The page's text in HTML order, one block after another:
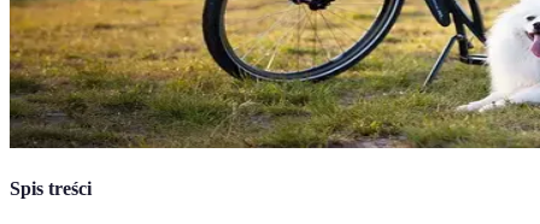
Spis treści